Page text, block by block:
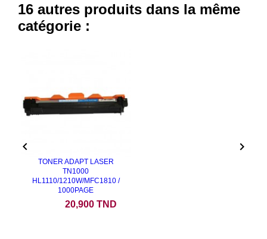
16 autres produits dans la même
catégorie :
TONER ADAPT LASER
TN1000
HL1110/1210W/MFC1810 /
1000PAGE
20,900 TND
 